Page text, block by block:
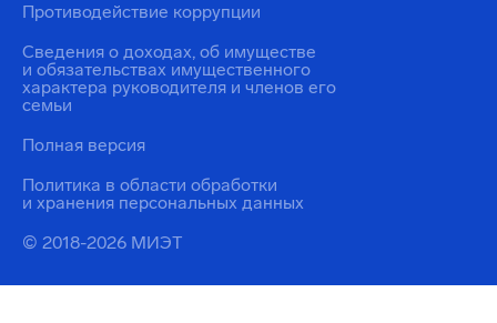
© 2018-2026 МИЭТ
Политика в области обработки
и хранения персональных данных
Противодействие коррупции
Сведения о доходах, об имуществе
и обязательствах имущественного
характера руководителя и членов его
семьи
Полная версия